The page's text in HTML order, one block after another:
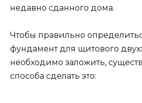
недавно сданного дома.
Чтобы правильно
фундамент для щитового
необходимо заложить,
способа сделать это: